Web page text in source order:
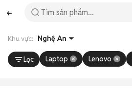
Khu vực: Nghệ An
Lọc Laptop Lenovo